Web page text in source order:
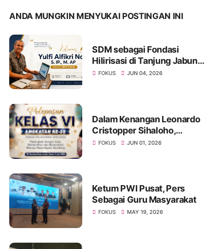
ANDA MUNGKIN MENYUKAI POSTINGAN INI
SDM sebagai Fondasi
Hilirisasi di Tanjung Jabung
Barat dan Tanjung Jabung
FOKUS JUN 04, 2026
Dalam Kenangan Leonardo
Cristopper Sihaloho,
Sahabat yang Tetap Hadir di
FOKUS JUN 01, 2026
Ketum PWI Pusat, Pers
Sebagai Guru Masyarakat
FOKUS MAY 19, 2026